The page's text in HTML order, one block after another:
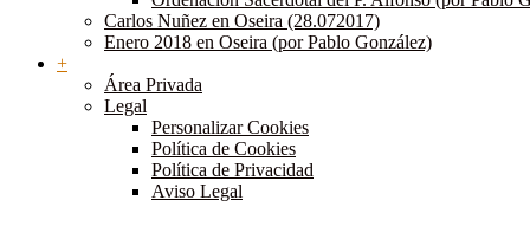
Carlos Nuñez en Oseira (28.072017)
Enero 2018 en Oseira (por Pablo González)
+
Área Privada
Legal
Personalizar Cookies
Política de Cookies
Política de Privacidad
Aviso Legal